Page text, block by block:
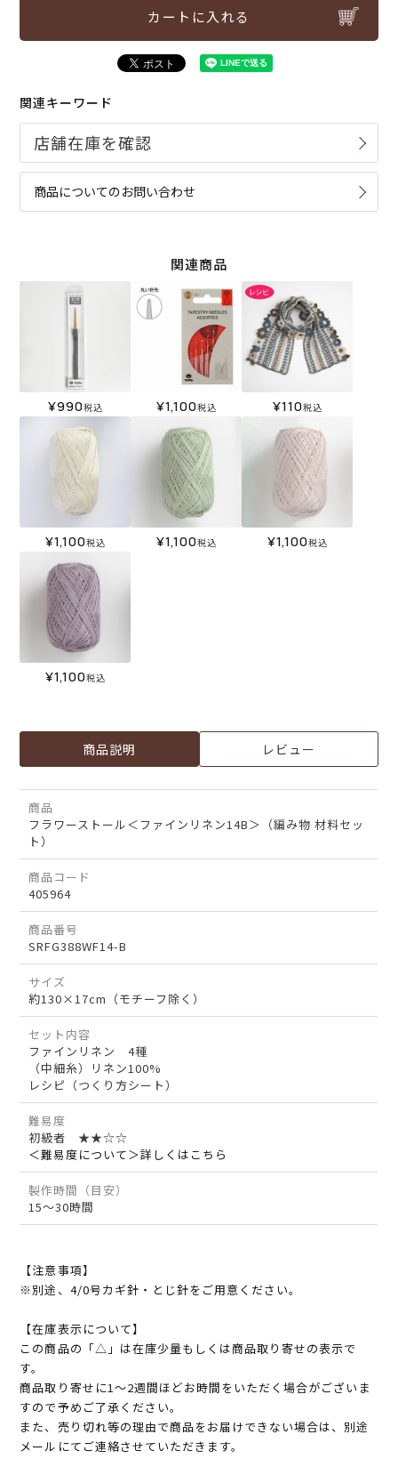
カートに入れる
関連キーワード
商品についてのお問い合わせ
関連商品
¥990税込 ¥1,100税込 ¥110税込
¥1,100税込 ¥1,100税込 ¥1,100税込
¥1,100税込
商品説明 レビュー
商品
フラワーストール＜ファインリネン14B＞（編み物 材料セッ
ト）
商品コード
405964
商品番号
SRFG388WF14-B
サイズ
約130×17cm（モチーフ除く）
セット内容
ファインリネン 4種
（中細糸）リネン100%
レシピ（つくり方シート）
難易度
初級者 ★★☆☆
＜難易度について＞詳しくはこちら
製作時間（目安）
15～30時間
【注意事項】
※別途、4/0号カギ針・とじ針をご用意ください。
【在庫表示について】
この商品の「△」は在庫少量もしくは商品取り寄せの表示で
す。
商品取り寄せに1～2週間ほどお時間をいただく場合がございま
すので予めご了承ください。
また、売り切れ等の理由で商品をお届けできない場合は、別途
メールにてご連絡させていただきます。